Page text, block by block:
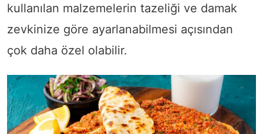
kullanılan malzemelerin tazeliği ve damak
zevkinize göre ayarlanabilmesi açısından
çok daha özel olabilir.